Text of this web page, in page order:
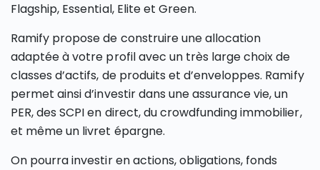
Flagship, Essential, Elite et Green.
Ramify propose de construire une allocation
adaptée à votre profil avec un très large choix de
classes d’actifs, de produits et d’enveloppes. Ramify
permet ainsi d’investir dans une assurance vie, un
PER, des SCPI en direct, du crowdfunding immobilier,
et même un livret épargne.
On pourra investir en actions, obligations, fonds